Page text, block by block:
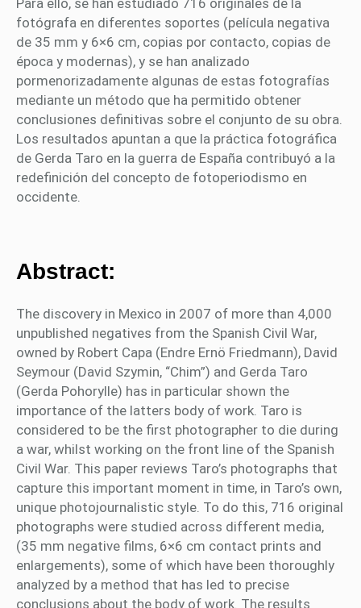
Para ello, se han estudiado 716 originales de la
fotógrafa en diferentes soportes (película negativa
de 35 mm y 6×6 cm, copias por contacto, copias de
época y modernas), y se han analizado
pormenorizadamente algunas de estas fotografías
mediante un método que ha permitido obtener
conclusiones definitivas sobre el conjunto de su obra.
Los resultados apuntan a que la práctica fotográfica
de Gerda Taro en la guerra de España contribuyó a la
redefinición del concepto de fotoperiodismo en
occidente.
Abstract:
The discovery in Mexico in 2007 of more than 4,000
unpublished negatives from the Spanish Civil War,
owned by Robert Capa (Endre Ernö Friedmann), David
Seymour (David Szymin, “Chim”) and Gerda Taro
(Gerda Pohorylle) has in particular shown the
importance of the latters body of work. Taro is
considered to be the first photographer to die during
a war, whilst working on the front line of the Spanish
Civil War. This paper reviews Taro’s photographs that
capture this important moment in time, in Taro’s own,
unique photojournalistic style. To do this, 716 original
photographs were studied across different media,
(35 mm negative films, 6×6 cm contact prints and
enlargements), some of which have been thoroughly
analyzed by a method that has led to precise
conclusions about the body of work. The results